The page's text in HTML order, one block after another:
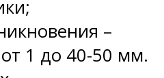
–
1 до 40-50 мм.